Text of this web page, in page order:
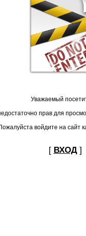
Уважаемый
прав для
войдите на сайт
[ ВХОД]